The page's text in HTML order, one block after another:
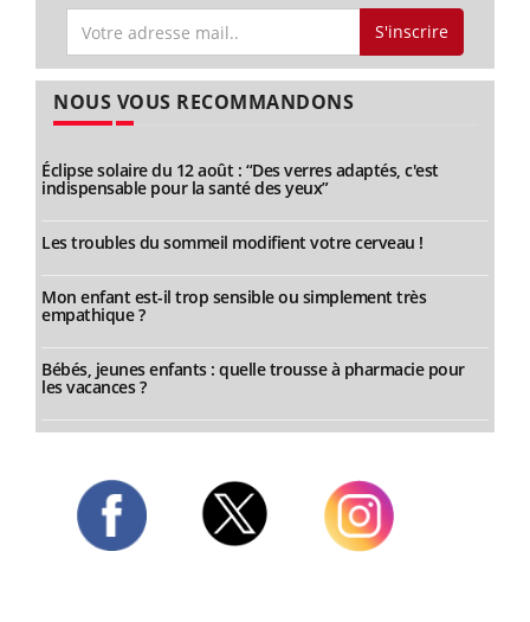
S'inscrire
NOUS VOUS RECOMMANDONS
Éclipse solaire du 12 août : “Des verres adaptés, c'est
indispensable pour la santé des yeux”
Les troubles du sommeil modifient votre cerveau !
Mon enfant est-il trop sensible ou simplement très
empathique ?
Bébés, jeunes enfants : quelle trousse à pharmacie pour
les vacances ?